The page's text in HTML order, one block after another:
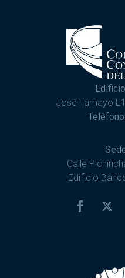
José Tamayo
Teléfono:
Calle
Edificio